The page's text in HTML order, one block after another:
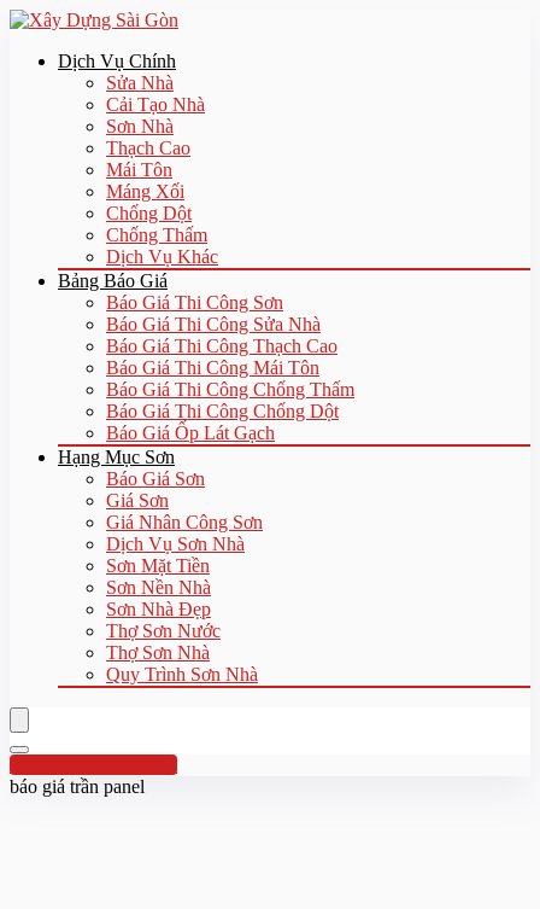
Dịch Vụ Chính
Sửa Nhà
Cải Tạo Nhà
Sơn Nhà
Thạch Cao
Mái Tôn
Máng Xối
Chống Dột
Chống Thấm
Dịch Vụ Khác
Bảng Báo Giá
Báo Giá Thi Công Sơn
Báo Giá Thi Công Sửa Nhà
Báo Giá Thi Công Thạch Cao
Báo Giá Thi Công Mái Tôn
Báo Giá Thi Công Chống Thấm
Báo Giá Thi Công Chống Dột
Báo Giá Ốp Lát Gạch
Hạng Mục Sơn
Báo Giá Sơn
Giá Sơn
Giá Nhân Công Sơn
Dịch Vụ Sơn Nhà
Sơn Mặt Tiền
Sơn Nền Nhà
Sơn Nhà Đẹp
Thợ Sơn Nước
Thợ Sơn Nhà
Quy Trình Sơn Nhà
Hotline:0961 894 472
báo giá trần panel